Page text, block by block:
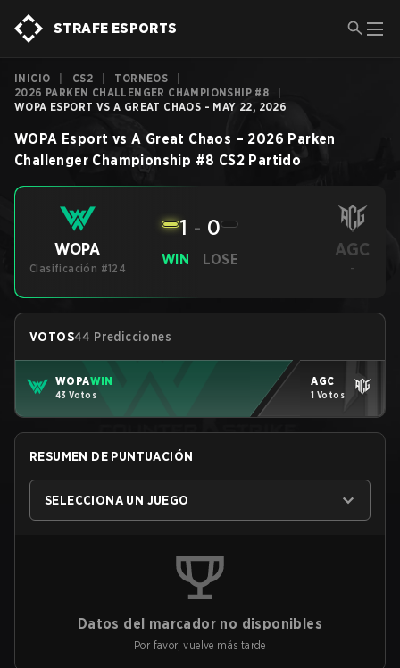
STRAFE ESPORTS
INICIO CS2 TORNEOS
2026 PARKEN CHALLENGER CHAMPIONSHIP #8
WOPA ESPORT VS A GREAT CHAOS - MAY 22, 2026
WOPA Esport vs A Great Chaos – 2026 Parken
Challenger Championship #8 CS2 Partido
WOPA
Clasificación #124
WIN
1 - 0
LOSE AGC
-
VOTOS44 Predicciones
WOPAWIN
43 Votos
AGC
1 Votos
RESUMEN DE PUNTUACIÓN
SELECCIONA UN JUEGO
Datos del marcador no disponibles
Por favor, vuelve más tarde